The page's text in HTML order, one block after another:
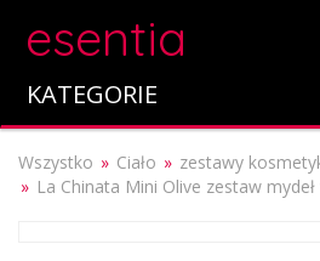
esentia
KATEGORIE
Wszystko Ciało
zestawy
La Chinata Mini Olive zestaw